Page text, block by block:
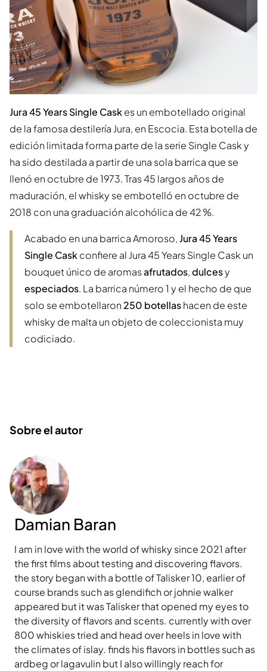
Jura 45 Years Single Caskes un embotellado original
de la famosa destilería Jura, en Escocia. Esta botella de
edición limitada forma parte de la serie Single Cask y
ha sido destilada a partir de una sola barrica que se
llenó en octubre de 1973. Tras 45 largos años de
maduración, el whisky se embotelló en octubre de
2018 con una graduación alcohólica de 42 %.
Acabado en una barrica Amoroso,Jura 45 Years
Single Caskconfiere al Jura 45 Years Single Cask un
bouquet único de aromasafrutados,dulcesy
especiados. La barrica número 1 y el hecho de que
solo se embotellaron 250 botellashacen de este
whisky de malta un objeto de coleccionista muy
codiciado.
Sobre el autor
Damian Baran
I am in love with the world of whisky since 2021 after
the first films about testing and discovering flavors.
the story began with a bottle of Talisker 10, earlier of
course brands such as glendifich or johnie walker
appeared but it was Talisker that opened my eyes to
the diversity of flavors and scents. currently with over
800 whiskies tried and head over heels in love with
the climates of islay. finds his flavors in bottles such as
ardbeg or lagavulin but I also willingly reach for